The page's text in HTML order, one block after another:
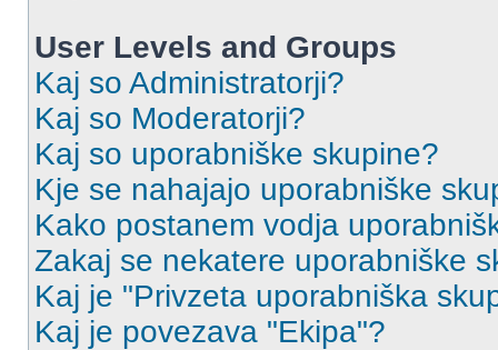
User Levels and Groups
Kaj so Administratorji?
Kaj so Moderatorji?
Kaj so uporabniške skupine?
Kje se nahajajo uporabniške
Kako postanem vodja
Zakaj se nekatere uporabniške
Kaj je "Privzeta uporabniška
Kaj je povezava "Ekipa"?